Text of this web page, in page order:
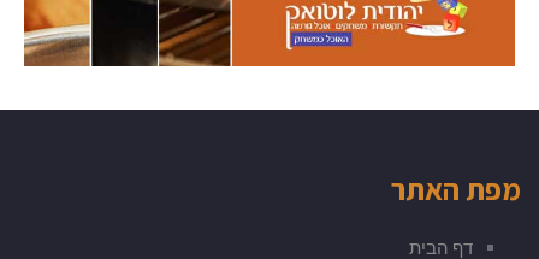
מפת האתר
דף הבית